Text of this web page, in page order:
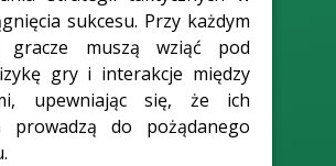
sukcesu. Przy każdym
gracze muszą wziąć pod
gry i interakcje między
upewniając się, że ich
prowadzą do pożądanego